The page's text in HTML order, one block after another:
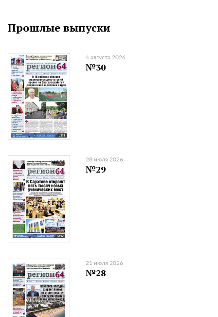
Прошлые выпуски
4 августа 2026
№30
28 июля 2026
№29
21 июля 2026
№28